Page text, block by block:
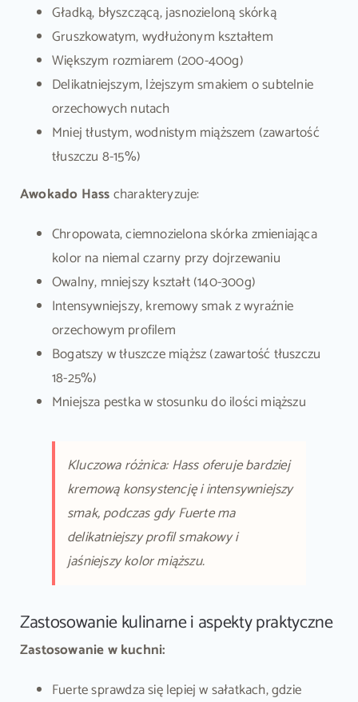
Gładką, błyszczącą, jasnozieloną skórką
Gruszkowatym, wydłużonym kształtem
Większym rozmiarem (200-400g)
Delikatniejszym, lżejszym smakiem o subtelnie
orzechowych nutach
Mniej tłustym, wodnistym miąższem (zawartość
tłuszczu 8-15%)
Awokado Hasscharakteryzuje:
Chropowata, ciemnozielona skórka zmieniająca
kolor na niemal czarny przy dojrzewaniu
Owalny, mniejszy kształt (140-300g)
Intensywniejszy, kremowy smak z wyraźnie
orzechowym profilem
Bogatszy w tłuszcze miąższ (zawartość tłuszczu
18-25%)
Mniejsza pestka w stosunku do ilości miąższu
Kluczowa różnica: Hass oferuje bardziej
kremową konsystencję i intensywniejszy
smak, podczas gdy Fuerte ma
delikatniejszy profil smakowy i
jaśniejszy kolor miąższu.
Zastosowanie kulinarne i aspekty praktyczne
Zastosowanie w kuchni:
Fuerte sprawdza się lepiej w sałatkach, gdzie